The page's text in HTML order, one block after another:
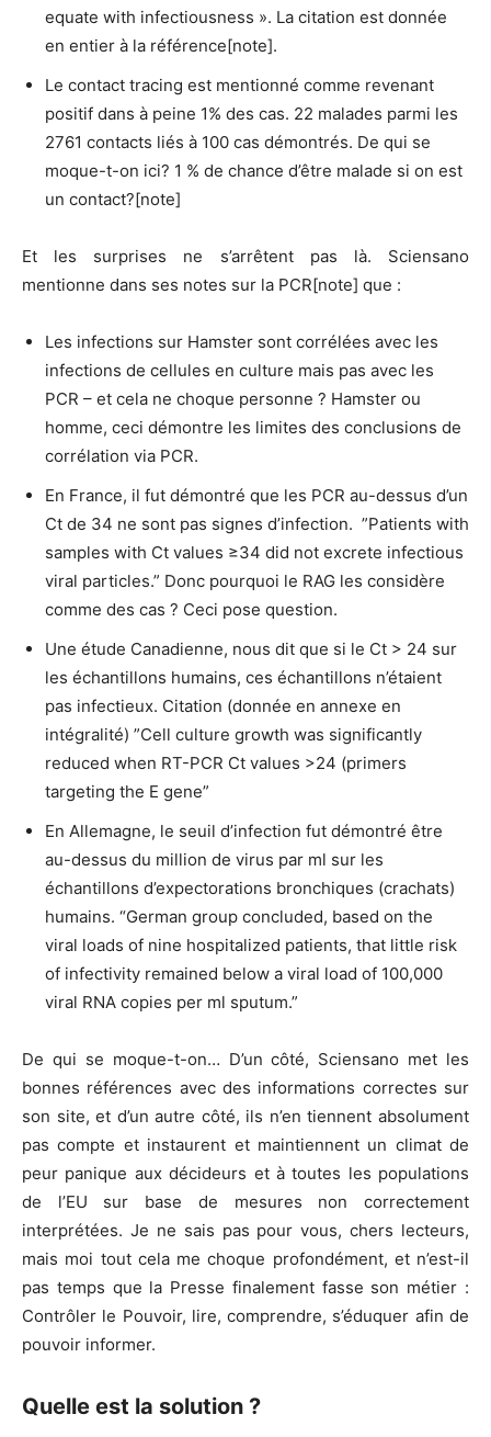
equate with infectiousness ». La citation est donnée
en entier à la référence[note].
Le contact tracing est mentionné comme revenant
positif dans à peine 1% des cas. 22 malades parmi les
2761 contacts liés à 100 cas démontrés. De qui se
moque-t-on ici? 1 % de chance d’être malade si on est
un contact?[note]
Et les surprises ne s’arrêtent pas là. Sciensano
mentionne dans ses notes sur la PCR[note] que :
Les infections sur Hamster sont corrélées avec les
infections de cellules en culture mais pas avec les
PCR – et cela ne choque personne ? Hamster ou
homme, ceci démontre les limites des conclusions de
corrélation via PCR.
En France, il fut démontré que les PCR au-dessus d’un
Ct de 34 ne sont pas signes d’infection. ”Patients with
samples with Ct values ≥34 did not excrete infectious
viral particles.” Donc pourquoi le RAG les considère
comme des cas ? Ceci pose question.
Une étude Canadienne, nous dit que si le Ct > 24 sur
les échantillons humains, ces échantillons n’étaient
pas infectieux. Citation (donnée en annexe en
intégralité) ”Cell culture growth was significantly
reduced when RT-PCR Ct values >24 (primers
targeting the E gene”
En Allemagne, le seuil d’infection fut démontré être
au-dessus du million de virus par ml sur les
échantillons d’expectorations bronchiques (crachats)
humains. “German group concluded, based on the
viral loads of nine hospitalized patients, that little risk
of infectivity remained below a viral load of 100,000
viral RNA copies per ml sputum.”
De qui se moque-t-on… D’un côté, Sciensano met les
bonnes références avec des informations correctes sur
son site, et d’un autre côté, ils n’en tiennent absolument
pas compte et instaurent et maintiennent un climat de
peur panique aux décideurs et à toutes les populations
de l’EU sur base de mesures non correctement
interprétées. Je ne sais pas pour vous, chers lecteurs,
mais moi tout cela me choque profondément, et n’est-il
pas temps que la Presse finalement fasse son métier :
Contrôler le Pouvoir, lire, comprendre, s’éduquer afin de
pouvoir informer.
Quelle est la solution ?